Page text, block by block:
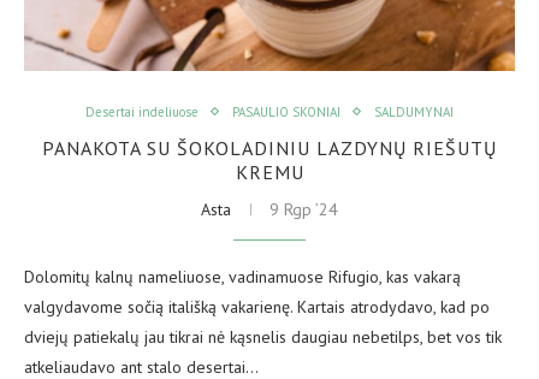
Desertai indeliuose PASAULIO SKONIAI SALDUMYNAI
PANAKOTA SU ŠOKOLADINIU LAZDYNŲ RIEŠUTŲ
KREMU
Asta 9 Rgp ’24
Dolomitų kalnų nameliuose, vadinamuose Rifugio, kas vakarą
valgydavome sočią itališką vakarienę. Kartais atrodydavo, kad po
dviejų patiekalų jau tikrai nė kąsnelis daugiau nebetilps, bet vos tik
atkeliaudavo ant stalo desertai…